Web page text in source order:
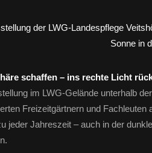
schaffen – ins rechte Licht
im LWG-Gelände unterhalb
Freizeitgärtnern und
jeder Jahreszeit – auch in der